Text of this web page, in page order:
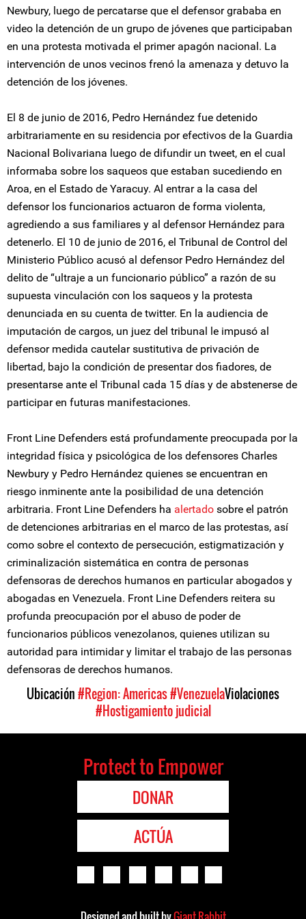
Newbury, luego de percatarse que el defensor grababa en
video la detención de un grupo de jóvenes que participaban
en una protesta motivada el primer apagón nacional. La
intervención de unos vecinos frenó la amenaza y detuvo la
detención de los jóvenes.
El 8 de junio de 2016, Pedro Hernández fue detenido
arbitrariamente en su residencia por efectivos de la Guardia
Nacional Bolivariana luego de difundir un tweet, en el cual
informaba sobre los saqueos que estaban sucediendo en
Aroa, en el Estado de Yaracuy. Al entrar a la casa del
defensor los funcionarios actuaron de forma violenta,
agrediendo a sus familiares y al defensor Hernández para
detenerlo. El 10 de junio de 2016, el Tribunal de Control del
Ministerio Público acusó al defensor Pedro Hernández del
delito de “ultraje a un funcionario público” a razón de su
supuesta vinculación con los saqueos y la protesta
denunciada en su cuenta de twitter. En la audiencia de
imputación de cargos, un juez del tribunal le impusó al
defensor medida cautelar sustitutiva de privación de
libertad, bajo la condición de presentar dos fiadores, de
presentarse ante el Tribunal cada 15 días y de abstenerse de
participar en futuras manifestaciones.
Front Line Defenders está profundamente preocupada por la
integridad física y psicológica de los defensores Charles
Newbury y Pedro Hernández quienes se encuentran en
riesgo inminente ante la posibilidad de una detención
arbitraria. Front Line Defenders ha alertado sobre el patrón
de detenciones arbitrarias en el marco de las protestas, así
como sobre el contexto de persecución, estigmatización y
criminalización sistemática en contra de personas
defensoras de derechos humanos en particular abogados y
abogadas en Venezuela. Front Line Defenders reitera su
profunda preocupación por el abuso de poder de
funcionarios públicos venezolanos, quienes utilizan su
autoridad para intimidar y limitar el trabajo de las personas
defensoras de derechos humanos.
Ubicación#Region: Americas#VenezuelaViolaciones
#Hostigamiento judicial
Protect to Empower
DONAR
ACTÚA